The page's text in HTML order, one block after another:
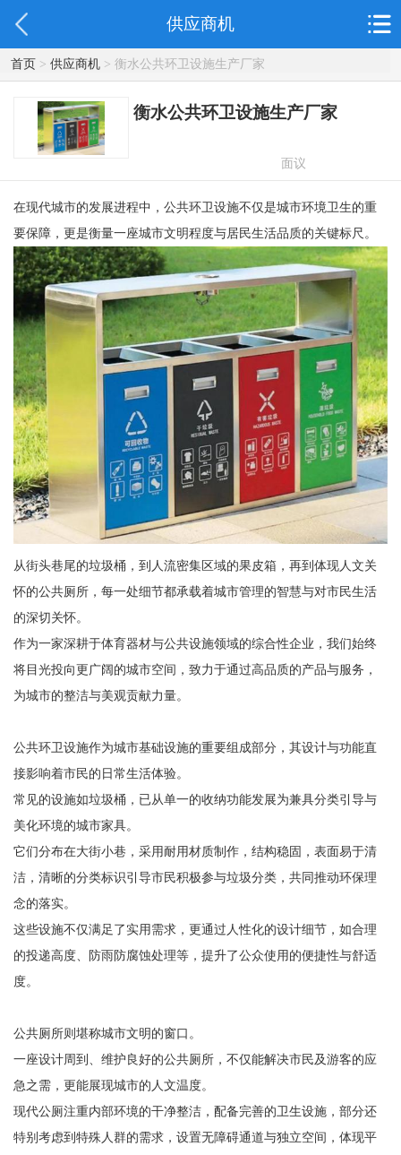
供应商机
首页> 供应商机> 衡水公共环卫设施生产厂家
衡水公共环卫设施生产厂家
面议
在现代城市的发展进程中，公共环卫设施不仅是城市环境卫生的重
要保障，更是衡量一座城市文明程度与居民生活品质的关键标尺。
从街头巷尾的垃圾桶，到人流密集区域的果皮箱，再到体现人文关
怀的公共厕所，每一处细节都承载着城市管理的智慧与对市民生活
的深切关怀。
作为一家深耕于体育器材与公共设施领域的综合性企业，我们始终
将目光投向更广阔的城市空间，致力于通过高品质的产品与服务，
为城市的整洁与美观贡献力量。
公共环卫设施作为城市基础设施的重要组成部分，其设计与功能直
接影响着市民的日常生活体验。
常见的设施如垃圾桶，已从单一的收纳功能发展为兼具分类引导与
美化环境的城市家具。
它们分布在大街小巷，采用耐用材质制作，结构稳固，表面易于清
洁，清晰的分类标识引导市民积极参与垃圾分类，共同推动环保理
念的落实。
这些设施不仅满足了实用需求，更通过人性化的设计细节，如合理
的投递高度、防雨防腐蚀处理等，提升了公众使用的便捷性与舒适
度。
公共厕所则堪称城市文明的窗口。
一座设计周到、维护良好的公共厕所，不仅能解决市民及游客的应
急之需，更能展现城市的人文温度。
现代公厕注重内部环境的干净整洁，配备完善的卫生设施，部分还
特别考虑到特殊人群的需求，设置无障碍通道与独立空间，体现平